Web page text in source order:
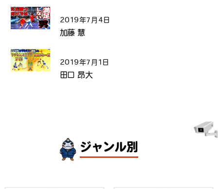
2019年7月4日
加藤 慧
2019年7月1日
田口 昂大
ジャンル別